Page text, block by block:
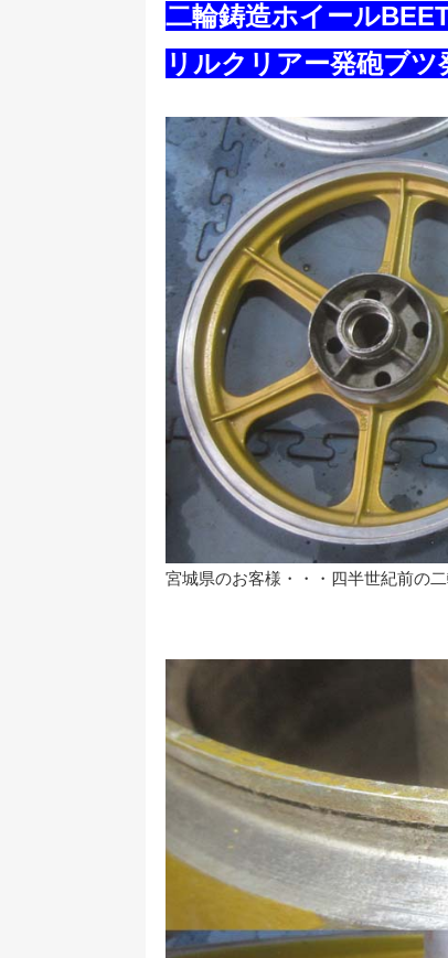
二輪鋳造ホイール
リルクリアー発砲ブ
宮城県のお客様・・・四半世紀前の